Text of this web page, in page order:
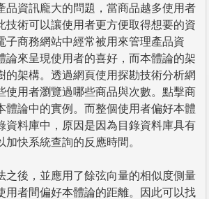
品資訊龐大的問題，當商品越多使用者
技術可以讓使用者更方便取得想要的資
子商務網站中經常被用來管理產品資
論來呈現使用者的喜好，而本體論的架
的架構。透過網頁使用探勘技術分析網
使用者瀏覽過哪些商品與次數。點擊商
體論中的實例。而整個使用者偏好本體
資料庫中，原因是因為目錄資料庫具有
快系統查詢的反應時間。
之後，並應用了餘弦向量的相似度側量
用者間偏好本體論的距離。因此可以找